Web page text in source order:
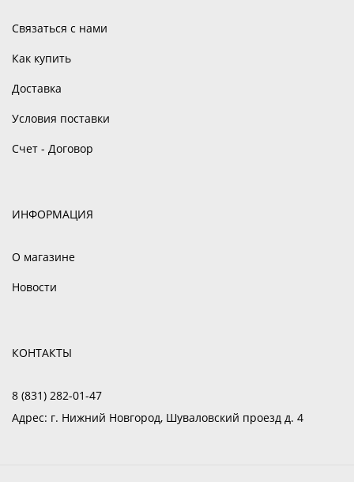
Связаться с нами
Как купить
Доставка
Условия поставки
Счет - Договор
ИНФОРМАЦИЯ
О магазине
Новости
КОНТАКТЫ
8 (831) 282-01-47
Адрес: г. Нижний Новгород, Шуваловский проезд д. 4